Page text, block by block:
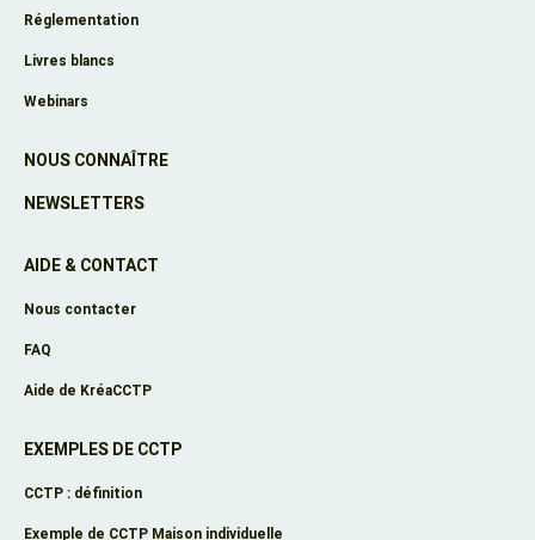
Réglementation
Livres blancs
Webinars
NOUS CONNAÎTRE
NEWSLETTERS
AIDE & CONTACT
Nous contacter
FAQ
Aide de KréaCCTP
EXEMPLES DE CCTP
CCTP : définition
Exemple de CCTP Maison individuelle